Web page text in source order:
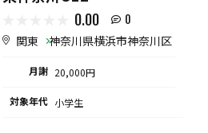
0.00 0
関東 神奈川県横浜市神奈川区
月謝 20,000円
対象年代 小学生